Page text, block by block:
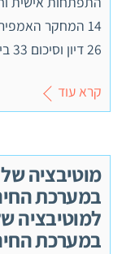
26 דיון וסיכום 33 ביבליוגרפיה 36
קרא עוד
מוטיבציה
במערכת
למוטיבציה
במערכת